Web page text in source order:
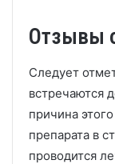
Отзывы
Следует
встречаются
причина
препарата в
проводится